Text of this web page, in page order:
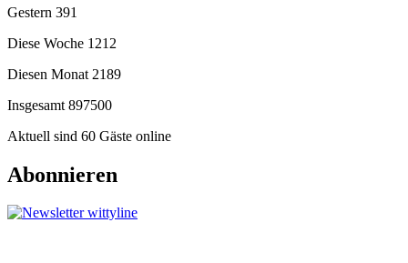
Gestern 391
Diese Woche 1212
Diesen Monat 2189
Insgesamt 897500
Aktuell sind 60 Gäste online
Abonnieren